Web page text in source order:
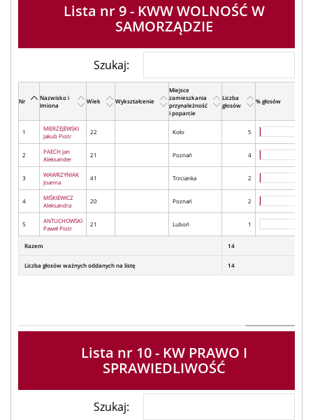
Lista nr 9 - KWW WOLNOŚĆ W
SAMORZĄDZIE
Szukaj:
Nr
Nazwisko i
Imiona
Wiek Wykształcenie
Miejsce
zamieszkania
przynależność
i poparcie
Liczba
głosów
% głosów
1
MIERZEJEWSKI
Jakub Piotr
22 Koło 5
2
PAECH Jan
Aleksander
21 Poznań 4
3
WAWRZYNIAK
Joanna
41 Trzcianka 2
4
MIŚKIEWICZ
Aleksandra
20 Poznań 2
5
ANTUCHOWSKI
Paweł Piotr
21 Luboń 1
Razem 14
Liczba głosów ważnych oddanych na listę 14
Lista nr 10 - KW PRAWO I
SPRAWIEDLIWOŚĆ
Szukaj: